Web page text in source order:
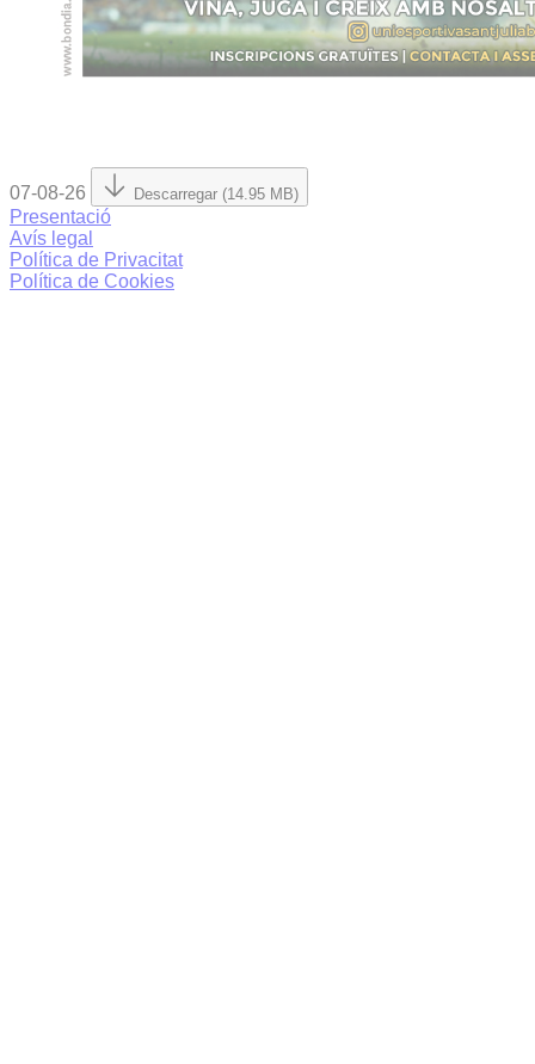
07-08-26 Descarregar (14.95 MB)
Presentació
Avís legal
Política de Privacitat
Política de Cookies